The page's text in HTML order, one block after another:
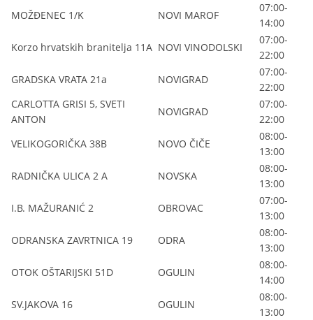
MOŽĐENEC 1/K
NOVI MAROF
07:00-
14:00
Korzo hrvatskih branitelja 11A NOVI VINODOLSKI
07:00-
22:00
GRADSKA VRATA 21a
NOVIGRAD
07:00-
22:00
CARLOTTA GRISI 5, SVETI
ANTON
NOVIGRAD
07:00-
22:00
VELIKOGORIČKA 38B
NOVO ČIČE
08:00-
13:00
RADNIČKA ULICA 2 A
NOVSKA
08:00-
13:00
I.B. MAŽURANIĆ 2
OBROVAC
07:00-
13:00
ODRANSKA ZAVRTNICA 19
ODRA
08:00-
13:00
OTOK OŠTARIJSKI 51D
OGULIN
08:00-
14:00
SV.JAKOVA 16
OGULIN
08:00-
13:00